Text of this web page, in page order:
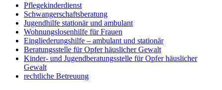
Pflegekinderdienst
Schwangerschaftsberatung
Jugendhilfe stationär und ambulant
Wohnungslosenhilfe für Frauen
Eingliederungshilfe – ambulant und stationär
Beratungsstelle für Opfer häuslicher Gewalt
Kinder- und Jugendberatungsstelle für Opfer häuslicher
Gewalt
rechtliche Betreuung